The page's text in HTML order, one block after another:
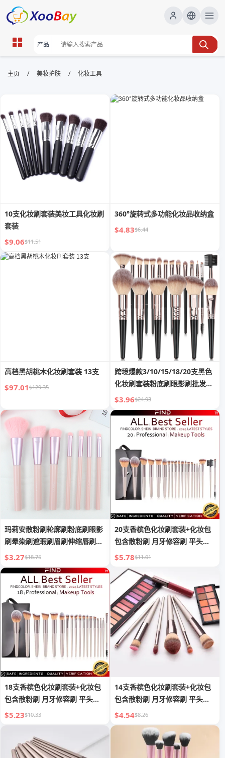
化妆工具 | XOOBAY B2B/B2C
化妆工具,美妆工具,化妆刷,化妆棉,化妆镜,美容工具,
wholesale 化妆工具, XOOBAY
精选化妆工具提升妆效与持久度更显著更自然
主页 / 美妆护肤 / 化妆工具
10支化妆刷套装美妆工具化妆刷
套装
$9.06$11.51
360°旋转式多功能化妆品收纳盒
$4.83$6.44
高档黑胡桃木化妆刷套装 13支
$97.01$129.35
跨境爆款3/10/15/18/20支黑色
化妆刷套装粉底刷眼影刷批发工
厂
$3.96$24.93
玛莉安散粉刷轮廓刷粉底刷眼影
刷晕染刷遮瑕刷眉刷伸缩唇刷化
妆刷
$3.27$18.75
20支香槟色化妆刷套装+化妆包
包含散粉刷 月牙修容刷 平头刷
眼影刷 腮红刷 眉刷 眼影刷 晕染
$5.78$11.01
18支香槟色化妆刷套装+化妆包
包含散粉刷 月牙修容刷 平头刷
眼影刷 腮红刷 眉刷 眼影刷 晕染
刷 双头睫毛刷 遮瑕刷 唇刷
$5.23$10.33
14支香槟色化妆刷套装+化妆包
包含散粉刷 月牙修容刷 平头刷
眼影刷 腮红刷 眉刷 眼影刷 晕染
刷 双头睫毛刷 遮瑕刷 唇刷
$4.54$8.26